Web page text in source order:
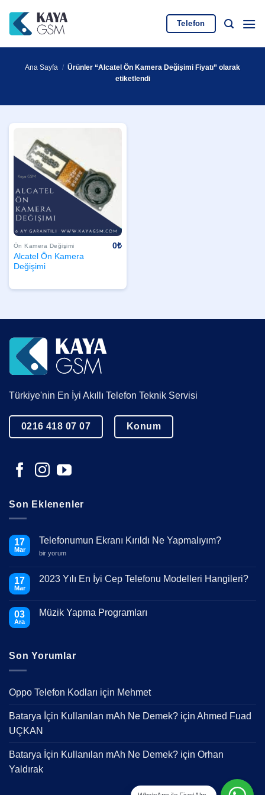
atla
Telefon
Ana Sayfa / Ürünler “Alcatel Ön Kamera Değişimi Fiyatı” olarak
etiketlendi
Ön Kamera Değişimi
Alcatel Ön Kamera
Değişimi
0₺
Türkiye'nin En İyi Akıllı Telefon Teknik Servisi
0216 418 07 07 Konum
Son Eklenenler
17
Mar
Telefonumun Ekranı Kırıldı Ne Yapmalıyım?
Telefonumun
Ne
Yapmalıyım?
bir yorum
17
Mar
2023 Yılı En İyi Cep Telefonu Modelleri Hangileri?
Yılı
Modelleri
Hangileri?
03
Ara
Müzik Yapma Programları
Programları
Son Yorumlar
Oppo Telefon Kodları için Mehmet
Batarya İçin Kullanılan mAh Ne Demek? için Ahmed Fuad
UÇKAN
Batarya İçin Kullanılan mAh Ne Demek? için Orhan
Yaldırak